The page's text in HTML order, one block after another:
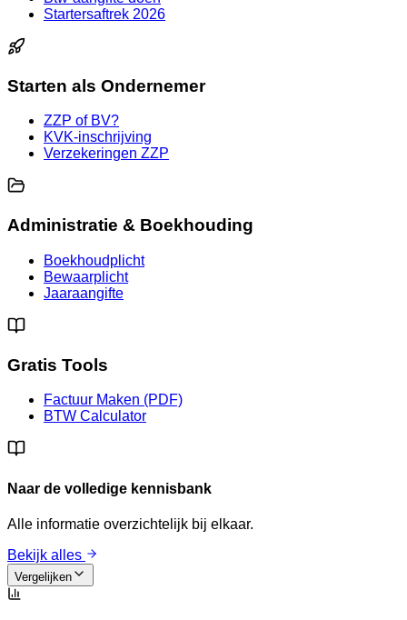
Startersaftrek 2026
Starten als Ondernemer
ZZP of BV?
KVK-inschrijving
Verzekeringen ZZP
Administratie & Boekhouding
Boekhoudplicht
Bewaarplicht
Jaaraangifte
Gratis Tools
Factuur Maken (PDF)
BTW Calculator
Naar de volledige kennisbank
Alle informatie overzichtelijk bij elkaar.
Bekijk alles
Vergelijken